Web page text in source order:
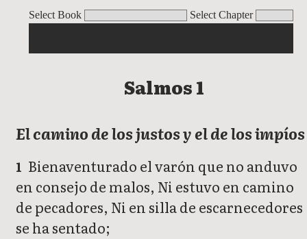
Select Book Select Chapter
Salmos 1 Salmos 2 Salmos 3 Salmos 4 Salmos 5 Salmos 6 Salmos 7
Salmos 1
El camino de los justos y el de los impíos
1 Bienaventurado el varón que no anduvo
en consejo de malos, Ni estuvo en camino
de pecadores, Ni en silla de escarnecedores
se ha sentado;